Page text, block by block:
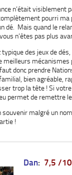
n’était visiblement
pourri
dé. Mais quand le
n’êtes pas plus
typique des jeux de
meilleurs mécanismes
donc prendre
bien agréable,
trop la tête ! Si
permet de remettre
souvenir malgré un
!
Dan: 7,5 /10